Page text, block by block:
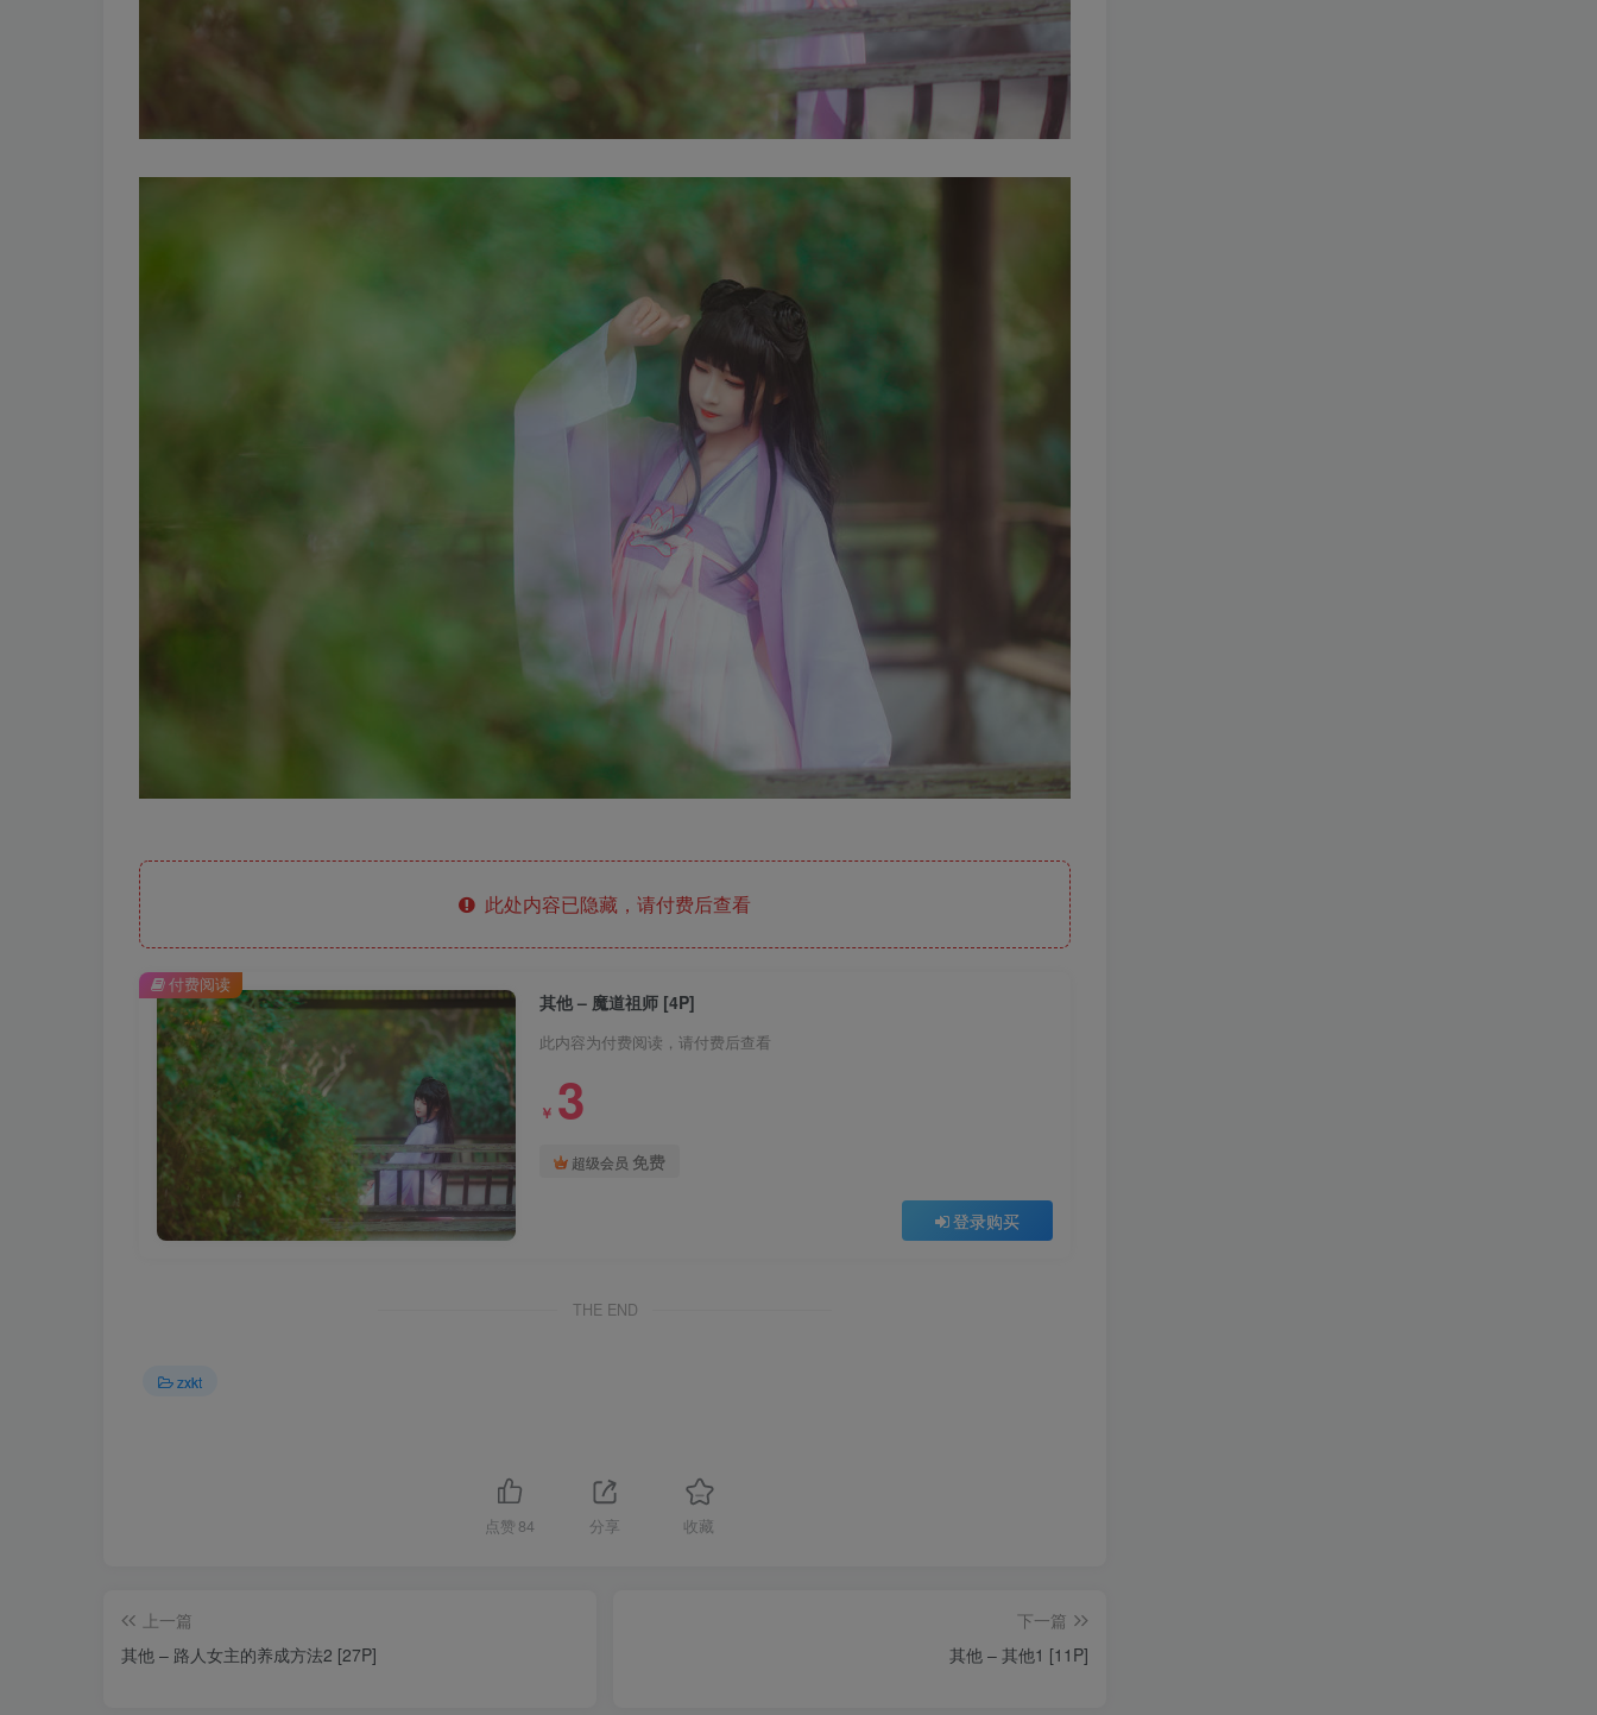
此处内容已隐藏，请付费后查看
其他 – 魔道祖师 [4P]
此内容为付费阅读，请付费后查看
￥ 3
超级会员 免费
登录购买
付费阅读
THE END
zxkt
点赞 84 分享 收藏
上一篇
其他 – 路人女主的养成方法2 [27P]
下一篇
其他 – 其他1 [11P]